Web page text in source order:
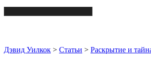
Дэвид Уилкок > Статьи > Раскрытие и